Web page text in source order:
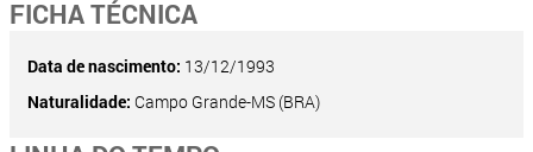
FICHA TÉCNICA
Data de nascimento: 13/12/1993
Naturalidade: Campo Grande-MS (BRA)